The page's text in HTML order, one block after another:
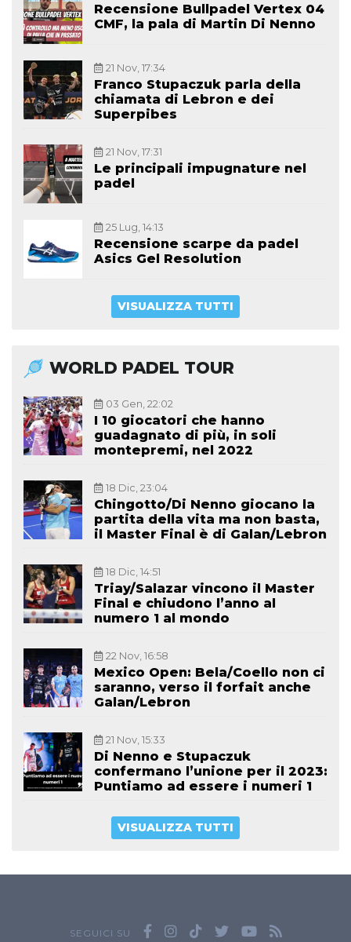
Recensione Bullpadel Vertex 04
CMF, la pala di Martin Di Nenno
21 Nov, 17:34
Franco Stupaczuk parla della
chiamata di Lebron e dei
Superpibes
21 Nov, 17:31
Le principali impugnature nel
padel
25 Lug, 14:13
Recensione scarpe da padel
Asics Gel Resolution
VISUALIZZA TUTTI
WORLD PADEL TOUR
03 Gen, 22:02
I 10 giocatori che hanno
guadagnato di più, in soli
montepremi, nel 2022
18 Dic, 23:04
Chingotto/Di Nenno giocano la
partita della vita ma non basta,
il Master Final è di Galan/Lebron
18 Dic, 14:51
Triay/Salazar vincono il Master
Final e chiudono l’anno al
numero 1 al mondo
22 Nov, 16:58
Mexico Open: Bela/Coello non ci
saranno, verso il forfait anche
Galan/Lebron
21 Nov, 15:33
Di Nenno e Stupaczuk
confermano l’unione per il 2023:
Puntiamo ad essere i numeri 1
VISUALIZZA TUTTI
SEGUICI SU